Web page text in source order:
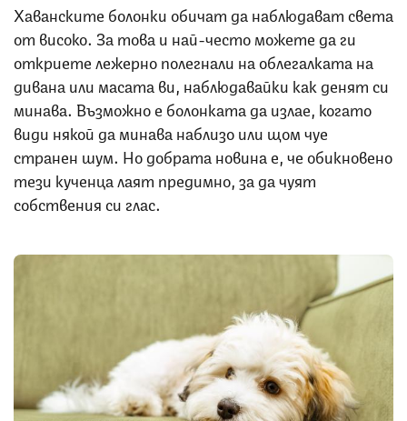
Хаванските болонки обичат да наблюдават света
от високо. За това и най-често можете да ги
откриете лежерно полегнали на облегалката на
дивана или масата ви, наблюдавайки как денят си
минава. Възможно е болонката да излае, когато
види някой да минава наблизо или щом чуе
странен шум. Но добрата новина е, че обикновено
тези кученца лаят предимно, за да чуят
собствения си глас.